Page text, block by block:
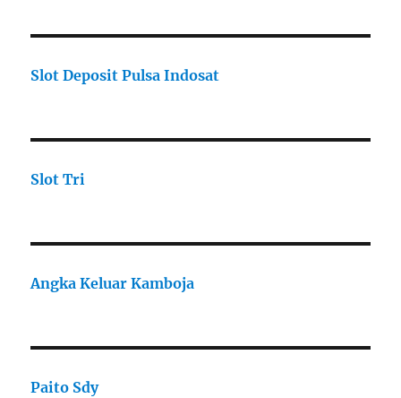
Slot Deposit Pulsa Indosat
Slot Tri
Angka Keluar Kamboja
Paito Sdy